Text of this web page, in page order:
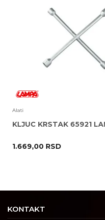
POŠALJI
potrošača
Alati
KLJUC KRSTAK 65921
1.669,00 RSD
KONTAKT